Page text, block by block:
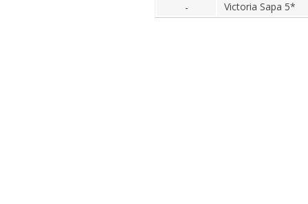
- Victoria Sapa 5*